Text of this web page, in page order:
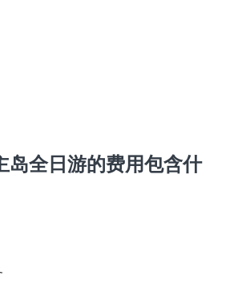
岛全日游的费用包含什